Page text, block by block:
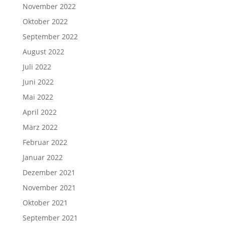
November 2022
Oktober 2022
September 2022
August 2022
Juli 2022
Juni 2022
Mai 2022
April 2022
März 2022
Februar 2022
Januar 2022
Dezember 2021
November 2021
Oktober 2021
September 2021